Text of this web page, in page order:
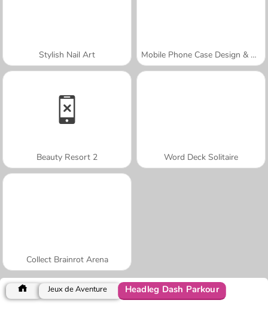
Stylish Nail Art Mobile Phone Case Design & DIY
Beauty Resort 2 Word Deck Solitaire
Collect Brainrot Arena
Jeux de Aventure Headleg Dash Parkour